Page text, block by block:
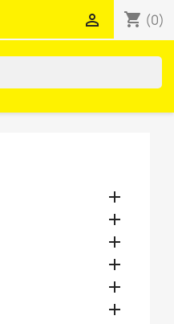
shopping_cart (0)






